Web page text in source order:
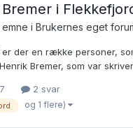
i
i Brukernes eget
der en række personer,
Bremer, som var
med titlen BRANDSØ -
Johan Henrik Bremer næv...
2 svar
og 1 flere)